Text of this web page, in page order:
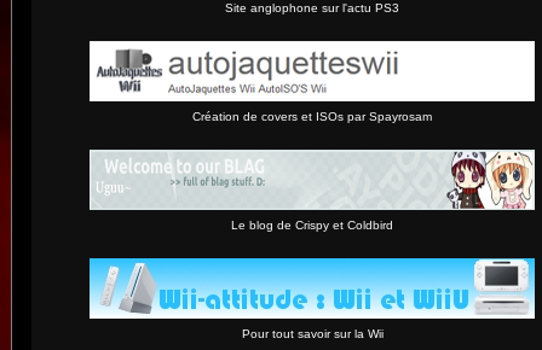
Site anglophone sur l'actu PS3
Création de covers et ISOs par Spayrosam
Le blog de Crispy et Coldbird
Pour tout savoir sur la Wii